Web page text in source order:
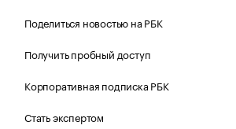
Поделиться новостью на РБК
Получить пробный доступ
Корпоративная подписка РБК
Стать экспертом